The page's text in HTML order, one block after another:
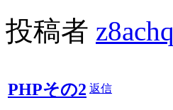
投稿者 z8achq
PHPその2 返信